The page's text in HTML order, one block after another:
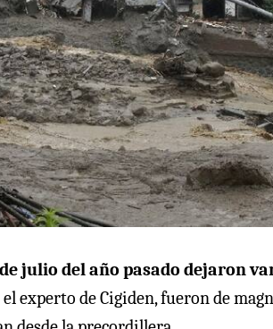
julio del año pasado dejaron
experto de Cigiden, fueron de